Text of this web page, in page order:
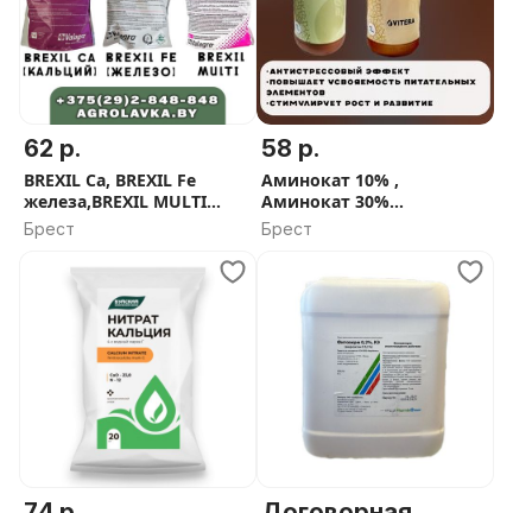
62 р.
BREXIL Ca, BREXIL Fe
железа,BREXIL MULTI
(микроэлементы)
Брест
58 р.
Аминокат 10% ,
Аминокат 30%
аминокислоты , Келик
Калия, Атланте 0.30.20
Брест